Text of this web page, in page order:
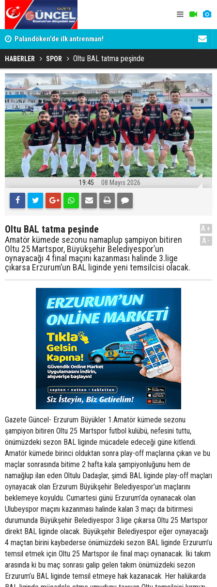
Palandöken'de ilk antrenman! Kaptan
HABERLER SPOR Oltu BAL tatma peşinde
19:45 08 Mayıs 2026
Oltu BAL tatma peşinde
Amatör kümede sezonu namaplup şampiyon bitiren
Oltu 25 Martspor, Büyükşehir Belediyespor’un
oynayacağı 4 final maçını kazanması halinde 3.lige
çıkarsa Erzurum’un BAL liginde yeni temsilcisi olacak.
A+
A-
Gazete Güncel- Erzurum Büyükler 1.Amatör kümede sezonu
şampiyon bitiren Oltu 25 Martspor futbol kulübü, nefesini tuttu,
önümüzdeki sezon BAL liginde mücadele edeceği güne kitlendi.
Amatör kümede birinci olduktan sonra play-off maçlarına çıkan ve bu
maçlar sonrasında bitime 2 hafta kala şampiyonluğunu hem de
namağlup ilan eden Oltulu Dadaşlar, şimdi BAL liginde play-off maçları
oynayacak olan Erzurum Büyükşehir Belediyespor’un maçlarını
beklemeye koyuldu. Cumartesi günü Erzurum’da oynanacak olan
Ulubeyspor maçını kazanması halinde kalan 3 maçı da bitirmesi
durumunda Büyükşehir Belediyespor 3.lige çıkarsa Oltu 25 Martspor
direkt BAL liginde olacak. Büyükşehir Belediyespor eğer oynayacağı
4 maçtan birini kaybederse önümüzdeki sezon BAL liginde Erzurum’u
temsil etmek için Oltu 25 Martspor ile final maçı oynanacak. İki takım
arasında ki bu maç sonrası galip gelen takım önümüzdeki sezon
Erzurum’u BAL liginde temsil etmeye hak kazanacak. Her halükarda